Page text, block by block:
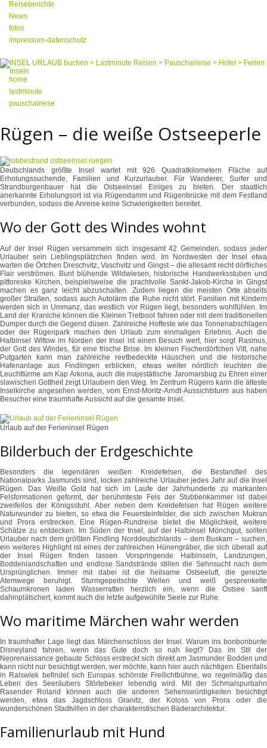
Reiseberichte
News
fotos
impressum-datenschutz
home
lastminute
pauschalreise
Rügen – die weiße Ostseeperle
Deutschlands größte Insel wartet mit 926 Quadratkilometern Fläche auf
Erholungssuchende, Familien und Kurzurlauber. Für Wanderer, Surfer und
Strandburgenbauer hat die Ostseeinsel Einiges zu bieten. Der staatlich
anerkannte Erholungsort ist via Rügendamm und Rügenbrücke mit dem Festland
verbunden, sodass die Anreise keine Schwierigkeiten bereitet.
Wo der Gott des Windes wohnt
Auf der Insel Rügen versammeln sich insgesamt 42 Gemeinden, sodass jeder
Urlauber sein Lieblingsplätzchen finden wird. Im Nordwesten der Insel etwa
warten die Örtchen Dreschvitz, Vaschvitz und Gingst – die allesamt recht dörfliches
Flair verströmen. Bunt blühende Wildwiesen, historische Handwerksstuben und
pittoreske Kirchen, beispielsweise die prachtvolle Sankt-Jakob-Kirche in Gingst
machen es ganz leicht abzuschalten. Zudem liegen die meisten Orte abseits
großer Straßen, sodass auch Autolärm die Ruhe nicht stört. Familien mit Kindern
werden sich in Ummanz, das westlich vor Rügen liegt, besonders wohlfühlen. Im
Land der Kraniche können die Kleinen Tretboot fahren oder mit dem traditionellen
Dumper durch die Gegend düsen. Zahlreiche Hoffeste wie das Tonnenabschlagen
oder der Rügenpark machen den Urlaub zum einmaligen Erlebnis. Auch die
Halbinsel Wittow im Norden der Insel ist einen Besuch wert, hier sorgt Rasmus,
der Gott des Windes, für eine frische Brise. Im kleinen Fischerdörfchen Vitt, nahe
Putgarten kann man zahlreiche reetbedeckte Häuschen und die historische
Hafenanlage aus Findlingen erblicken, etwas weiter nördlich leuchten die
Leuchttürme am Kap Arkona, auch die majestätische Jaromarsbug zu Ehren einer
slawischen Gottheit zeigt Urlaubern den Weg. Im Zentrum Rügens kann die älteste
Inselkirche angesehen werden, vom Ernst-Moritz-Arndt-Aussichtsturm aus haben
Besucher eine traumhafte Aussicht auf die gesamte Insel.
Urlaub auf der Ferieninsel Rügen
Bilderbuch der Erdgeschichte
Besonders die legendären weißen Kreidefelsen, die Bestandteil des
Nationalparks Jasmunds sind, locken zahlreiche Urlauber jedes Jahr auf die Insel
Rügen. Das Weiße Gold hat sich im Laufe der Jahrhunderte zu markanten
Felsformationen geformt, der berühmteste Fels der Stubbenkammer ist dabei
zweifellos der Königsstuhl. Aber neben dem Kreidefelsen hat Rügen weitere
Naturwunder zu bieten, so etwa die Feuersteinfelder, die sich zwischen Mukran
und Prora erstrecken. Eine Rügen-Rundreise bietet die Möglichkeit, weitere
Schätze zu entdecken. Im Süden der Insel, auf der Halbinsel Mönchgut, sollten
Urlauber nach dem größten Findling Norddeutschlands – dem Buskam – suchen,
ein weiteres Highlight ist eines der zahlreichen Hünengräber, die sich überall auf
der Insel Rügen finden lassen. Vorspringende Halbinseln, Landzungen,
Boddenlandschaften und endlose Sandstrände stillen die Sehnsucht nach dem
Ursprünglichen. Immer mit dabei ist die heilsame Ostseeluft, die gereizte
Atemwege beruhigt. Sturmgepeitschte Wellen und weiß gesprenkelte
Schaumkronen laden Wasserratten herzlich ein, wenn die Ostsee sanft
dahinplätschert, kommt auch die letzte aufgewühlte Seele zur Ruhe.
Wo maritime Märchen wahr werden
In traumhafter Lage liegt das Märchenschloss der Insel. Warum ins bonbonbunte
Disneyland fahren, wenn das Gute doch so nah liegt? Das im Stil der
Neorenaissance gebaute Schloss erstreckt sich direkt am Jasmunder Bodden und
kann nicht nur besichtigt werden, wer möchte, kann hier auch nächtigen. Ebenfalls
in Ralswiek befindet sich Europas schönste Freilichtbühne, wo regelmäßig das
Leben des Seeräubers Störtebeker lebendig wird. Mit der Schmalspurbahn
Rasender Roland können auch die anderen Sehenswürdigkeiten besichtigt
werden, etwa das Jagdschloss Granitz, der Koloss von Prora oder die
wunderschönen Stadtvillen in der charakteristischen Bäderarchitektur.
Familienurlaub mit Hund